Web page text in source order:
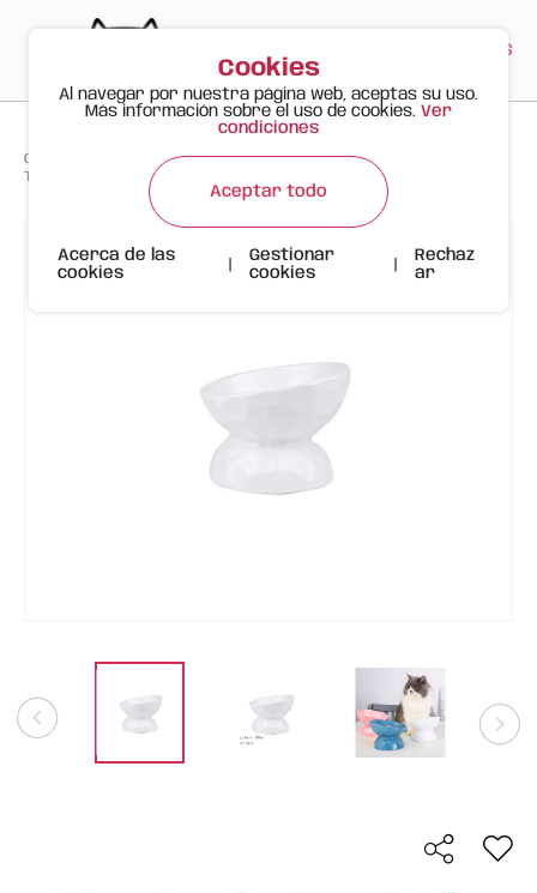
ES
Gato Feliz Productos > >
Tazón de Cerámica Inclinada con Diseño Ondulado | 280ml | Blanco
Cookies
Al navegar por nuestra página web, aceptas su uso.
Más información sobre el uso de cookies. Ver
condiciones
Aceptar todo
Acerca de las
cookies
Gestionar
cookies
Rechaz
ar